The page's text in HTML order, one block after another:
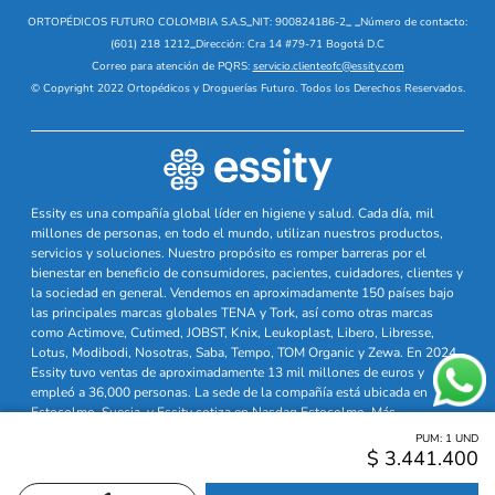
PUM: 1 UND
$ 3.441.400
ORTOPÉDICOS FUTURO COLOMBIA S.A.S_NIT: 900824186-2_ _Número de contacto:
(601) 218 1212_Dirección: Cra 14 #79-71 Bogotá D.C
Correo para atención de PQRS: servicio.clienteofc@essity.com
© Copyright 2022 Ortopédicos y Droguerías Futuro. Todos los Derechos Reservados.
Essity es una compañía global líder en higiene y salud. Cada día, mil
millones de personas, en todo el mundo, utilizan nuestros productos,
servicios y soluciones. Nuestro propósito es romper barreras por el
bienestar en beneficio de consumidores, pacientes, cuidadores, clientes y
la sociedad en general. Vendemos en aproximadamente 150 países bajo
las principales marcas globales TENA y Tork, así como otras marcas
como Actimove, Cutimed, JOBST, Knix, Leukoplast, Libero, Libresse,
Lotus, Modibodi, Nosotras, Saba, Tempo, TOM Organic y Zewa. En 2024,
Essity tuvo ventas de aproximadamente 13 mil millones de euros y
empleó a 36,000 personas. La sede de la compañía está ubicada en
Estocolmo, Suecia, y Essity cotiza en Nasdaq Estocolmo. Más